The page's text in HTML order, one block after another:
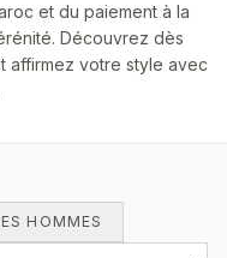
et du paiement à la
Découvrez dès
affirmez votre style avec
HOMMES